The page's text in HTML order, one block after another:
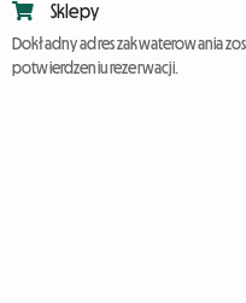
Sklepy
Dokładny adres zakwaterowania
potwierdzeniu rezerwacji.